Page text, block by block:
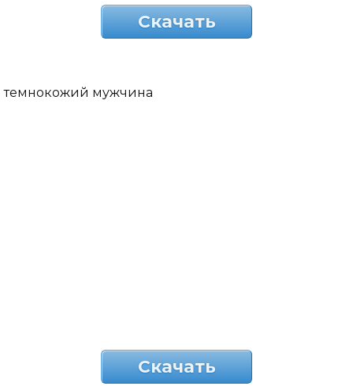
Скачать
темнокожий мужчина
Скачать